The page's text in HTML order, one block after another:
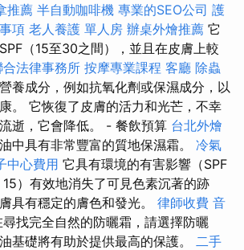
推薦 半自動咖啡機 專業的SEO公司 護
項 老人養護 單人房 辦桌外燴推薦 它
（15至30之間），並且在皮膚上較
合法律事務所 按摩專業課程 客廳 除蟲
養成分，例如抗氧化劑或保濕成分，以
。 它恢復了皮膚的活力和光芒，不幸
逝，它會降低。 - 餐飲預算 台北外燴
中具有非常豐富的質地保濕霜。 冷氣
中心費用 它具有環境的有害影響（SPF
15）有效地消失了可見色素沉著的跡
具有穩定的膚色和發光。 律師收費 音
找完全自然的防曬霜，請選擇防曬
基礎將有助於提供最高的保護。 二手